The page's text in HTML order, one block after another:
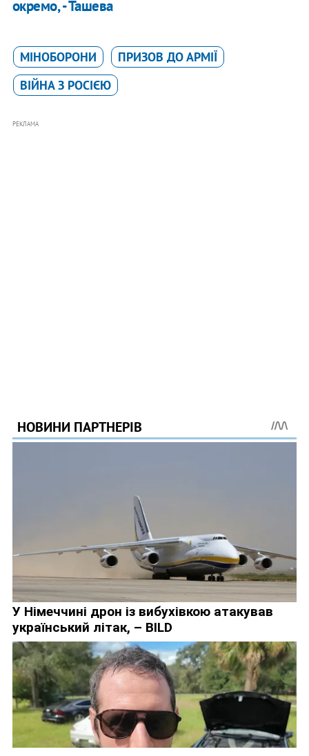
окремо, - Ташева
МІНОБОРОНИ
ПРИЗОВ ДО АРМІЇ
ВІЙНА З РОСІЄЮ
РЕКЛАМА